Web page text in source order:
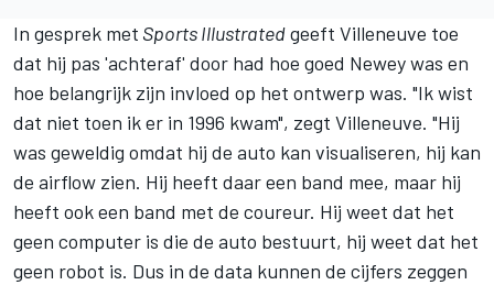
In gesprek met Sports Illustratedgeeft Villeneuve toe
dat hij pas 'achteraf' door had hoe goed Newey was en
hoe belangrijk zijn invloed op het ontwerp was. "Ik wist
dat niet toen ik er in 1996 kwam", zegt Villeneuve. "Hij
was geweldig omdat hij de auto kan visualiseren, hij kan
de airflow zien. Hij heeft daar een band mee, maar hij
heeft ook een band met de coureur. Hij weet dat het
geen computer is die de auto bestuurt, hij weet dat het
geen robot is. Dus in de data kunnen de cijfers zeggen